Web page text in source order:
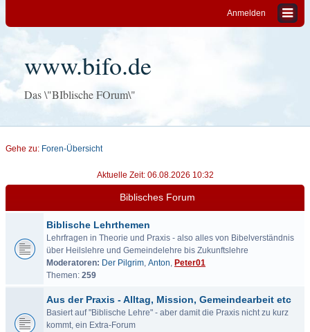
Anmelden
www.bifo.de
Das \"BIblische FOrum\"
Gehe zu: Foren-Übersicht
Aktuelle Zeit: 06.08.2026 10:32
Biblisches Forum
Biblische Lehrthemen
Lehrfragen in Theorie und Praxis - also alles von Bibelverständnis
über Heilslehre und Gemeindelehre bis Zukunftslehre
Moderatoren: Der Pilgrim, Anton, Peter01
Themen: 259
Aus der Praxis - Alltag, Mission, Gemeindearbeit etc
Basiert auf "Biblische Lehre" - aber damit die Praxis nicht zu kurz
kommt, ein Extra-Forum